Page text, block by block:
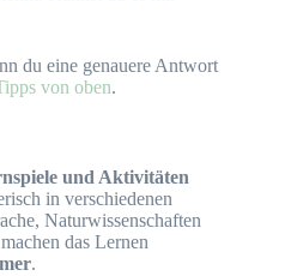
du eine genauere Antwort
von oben.
und Aktivitäten
in verschiedenen
Naturwissenschaften
das Lernen
.